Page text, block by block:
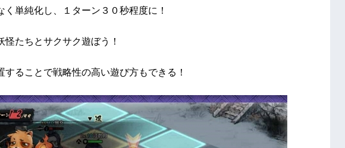
単純化し、１ターン３０秒程度に！
たちとサクサク遊ぼう！
ることで戦略性の高い遊び方もできる！